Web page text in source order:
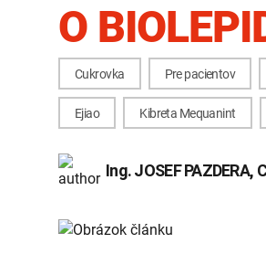
O
Cukrovka Pre pacientov
Ejiao Kibreta Mequanint
Ing.JOSEF PAZDERA,